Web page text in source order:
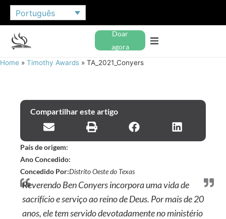
Português
Doar
agora
Home » Timothy Awards » TA_2021_Conyers
Compartilhar este artigo
País de origem:
Ano Concedido:
Concedido Por:Distrito Oeste do Texas
Reverendo Ben Conyers incorpora uma vida de
sacrifício e serviço ao reino de Deus. Por mais de 20
anos, ele tem servido devotadamente no ministério